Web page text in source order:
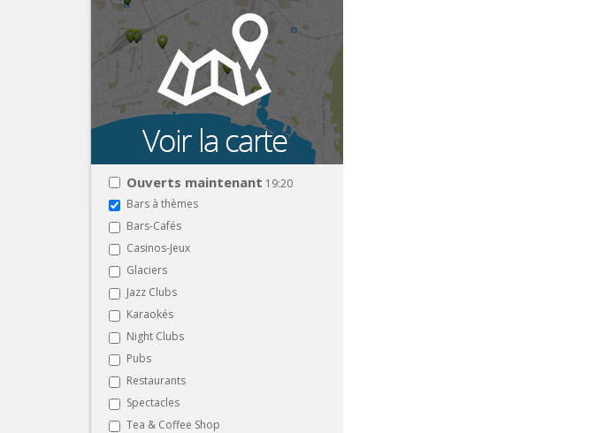
Ouverts maintenant 19:20
Bars à thèmes
Bars-Cafés
Casinos-Jeux
Glaciers
Jazz Clubs
Karaokés
Night Clubs
Pubs
Restaurants
Spectacles
Tea & Coffee Shop